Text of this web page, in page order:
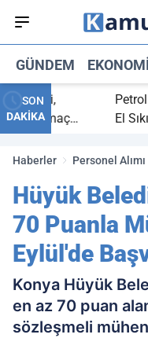
GÜNDEM EKONOMI
SON
DAKİKA
bitti,
maç
Petrol
El
Haberler Personel Alımı
Hüyük
70 Puanla
Eylül'de
Konya Hüyük
en az 70 puan
sözleşmeli